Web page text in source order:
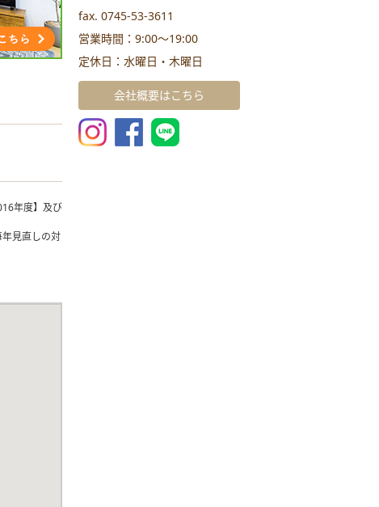
年度】及び
見直しの対
fax. 0745-53-3611
営業時間：9:00～19:00
定休日：水曜日・木曜日
会社概要はこちら